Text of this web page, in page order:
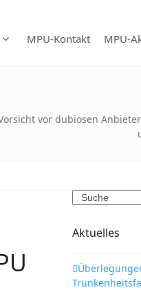
MPU-Kontakt MPU-
vor dubiosen
Search
Aktuelles